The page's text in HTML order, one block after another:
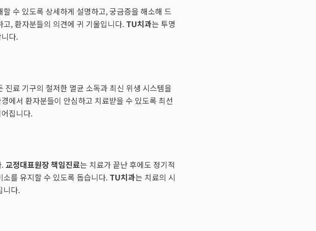
수 있도록 상세하게 설명하고, 궁금증을 해소해 드
, 환자분들의 의견에 귀 기울입니다. TU치과는 투명
다.
진료 기구의 철저한 멸균 소독과 최신 위생 시스템을
에서 환자분들이 안심하고 치료받을 수 있도록 최선
집니다.
교정대표원장 책임진료는 치료가 끝난 후에도 정기적
를 유지할 수 있도록 돕습니다. TU치과는 치료의 시
니다.